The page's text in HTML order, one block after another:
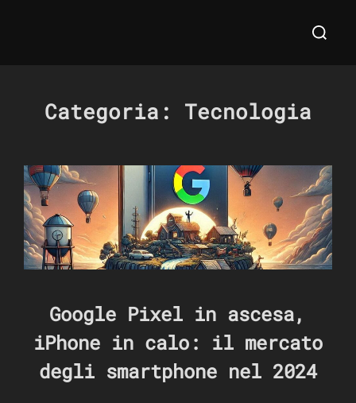
Cerca
Categoria: Tecnologia
Google Pixel in ascesa,
iPhone in calo: il mercato
degli smartphone nel 2024